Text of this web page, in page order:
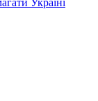
Україні